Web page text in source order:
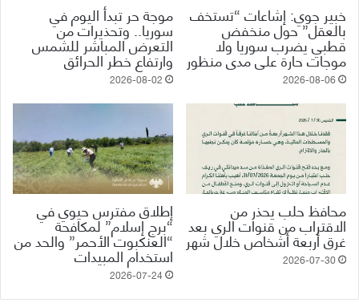
خبير جوي: إشاعات “تستخف
بالعقل” حول منخفض
قطبي يضرب سوريا ولا
موجات حارة على مدى منظور
2026-08-06
موجة حر تبدأ اليوم في
سوريا.. وتحذيرات من
التعرض المباشر للشمس
وارتفاع خطر الحرائق
2026-08-02
محافظ حلب يحذر من
الاقتراب من قنوات الري بعد
غرق أربعة أشخاص خلال شهر
2026-07-30
إطلاق مفترس حيوي في
“برج إسلام” لمكافحة
“العنكبوت الأحمر” والحد من
استخدام المبيدات
2026-07-24